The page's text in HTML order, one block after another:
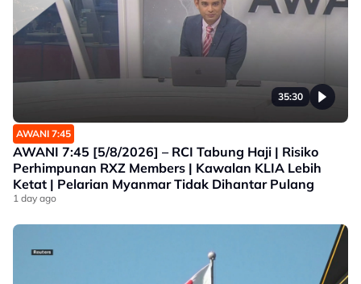
35:30
AWANI 7:45
AWANI 7:45 [5/8/2026] – RCI Tabung Haji | Risiko
Perhimpunan RXZ Members | Kawalan KLIA Lebih
Ketat | Pelarian Myanmar Tidak Dihantar Pulang
1 day ago